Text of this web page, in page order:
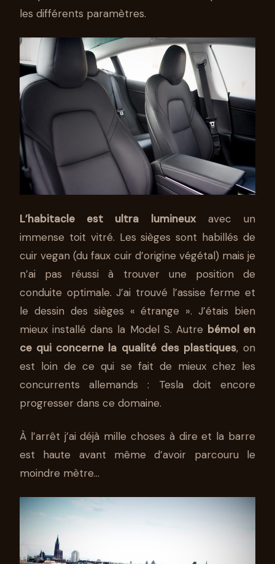
les différents paramètres.
L’habitacle est ultra lumineuxavec un
immense toit vitré. Les sièges sont habillés de
cuir vegan (du faux cuir d’origine végétal) mais je
n’ai pas réussi à trouver une position de
conduite optimale. J’ai trouvé l’assise ferme et
le dessin des sièges « étrange ». J’étais bien
mieux installé dans la Model S. Autre bémol en
ce qui concerne la qualité des plastiques, on
est loin de ce qui se fait de mieux chez les
concurrents allemands : Tesla doit encore
progresser dans ce domaine.
À l’arrêt j’ai déjà mille choses à dire et la barre
est haute avant même d’avoir parcouru le
moindre mètre…